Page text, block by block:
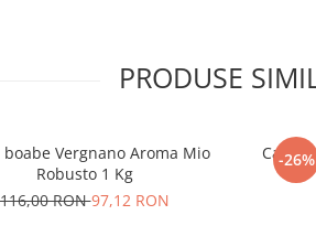
PRODUSE
boabe Vergnano Aroma Mio
Robusto 1 Kg
116,00 RON97,12 RON
-26%
Cafea